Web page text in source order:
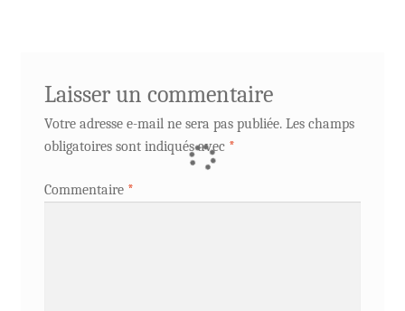
Laisser un commentaire
Votre adresse e-mail ne sera pas publiée. Les champs
obligatoires sont indiqués avec *
Commentaire *